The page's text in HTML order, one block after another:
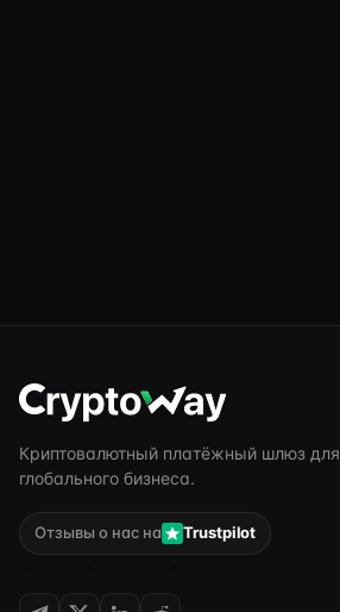
Криптовалютный платёжный шлюз для
глобального бизнеса.
Отзывы о нас на
Trustpilot